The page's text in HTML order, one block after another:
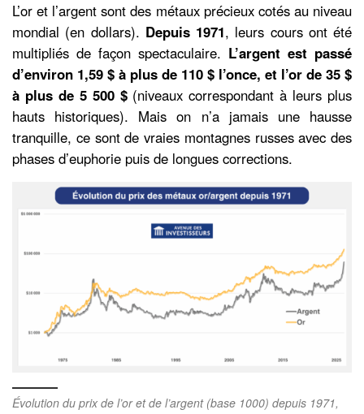
L’or et l’argent sont des métaux précieux cotés au niveau
mondial (en dollars). Depuis 1971, leurs cours ont été
multipliés de façon spectaculaire. L’argent est passé
d’environ 1,59 $ à plus de 110 $ l’once, et l’or de 35 $
à plus de 5 500 $(niveaux correspondant à leurs plus
hauts historiques). Mais on n’a jamais une hausse
tranquille, ce sont de vraies montagnes russes avec des
phases d’euphorie puis de longues corrections.
Évolution du prix de l’or et de l’argent (base 1000) depuis 1971,